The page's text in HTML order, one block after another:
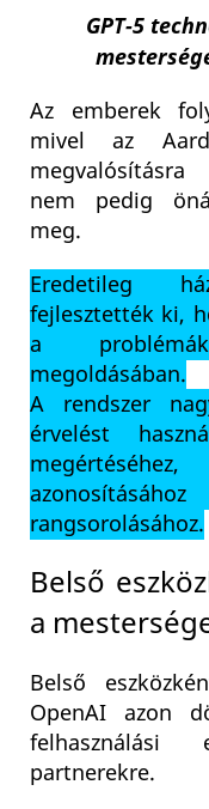
GPT-5
Az emberek
mivel az
nem pedig
meg.
Eredetileg
fejlesztették ki,
a
megoldásában.
A rendszer
érvelést
rangsorolásához.
Belső
a
Belső
OpenAI azon
partnerekre.